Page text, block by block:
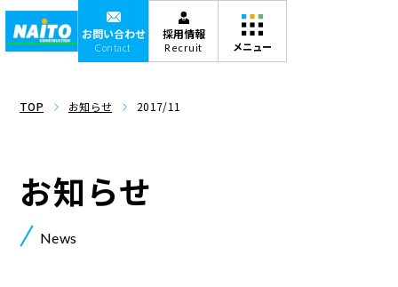
お問い合わせ
Contact
採用情報
Recruit
TOP お知らせ 2017/11
News
お知らせ